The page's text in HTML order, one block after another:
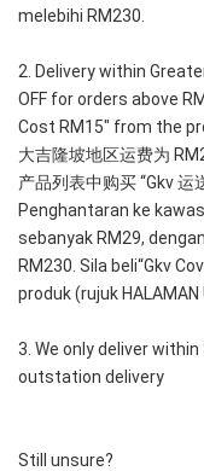
melebihi RM230.
2. Delivery within
OFF for orders above
Cost RM15" from the
大吉隆坡地区运费为
产品列表中购买 “Gkv 运
Penghantaran ke
sebanyak RM29,
RM230. Sila beli“Gkv
produk (rujuk HALAMAN
3. We only deliver within
outstation delivery
Still unsure?